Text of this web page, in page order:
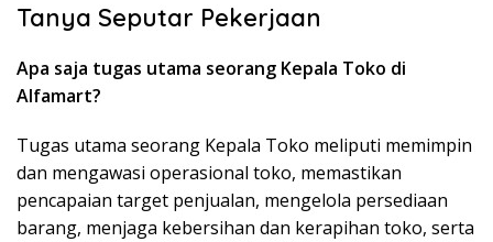
Tanya Seputar Pekerjaan
Apa saja tugas utama seorang Kepala Toko di
Alfamart?
Tugas utama seorang Kepala Toko meliputi memimpin
dan mengawasi operasional toko, memastikan
pencapaian target penjualan, mengelola persediaan
barang, menjaga kebersihan dan kerapihan toko, serta